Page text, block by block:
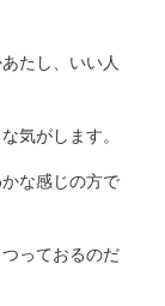
たし、いい人
気がします。
な感じの方で
っておるのだ